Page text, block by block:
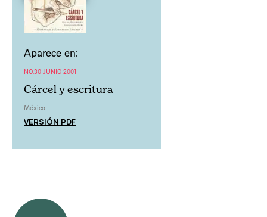
Aparece en:
NO.30 JUNIO 2001
Cárcel y escritura
México
VERSIÓN PDF